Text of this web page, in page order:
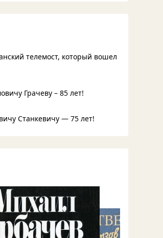
телемост, который вошел
Грачеву – 85 лет!
Станкевичу — 75 лет!